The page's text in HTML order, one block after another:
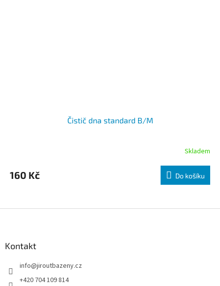
Čistič dna standard B/M
Skladem
160 Kč Do košíku
Kontakt
info@jiroutbazeny.cz
+420 704 109 814